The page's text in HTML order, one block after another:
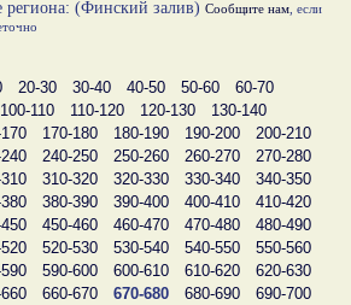
региона: (Финский залив) Сообщите нам , если
20-30 30-40 40-50 50-60
60-70
100-110 110-120 120-130
130-140
170-180 180-190 190-200
200-210
240-250 250-260 260-270
270-280
310-320 320-330 330-340
340-350
380-390 390-400 400-410
410-420
450-460 460-470 470-480
480-490
520-530 530-540 540-550
550-560
590-600 600-610 610-620
620-630
660-670 670-680 680-690
690-700